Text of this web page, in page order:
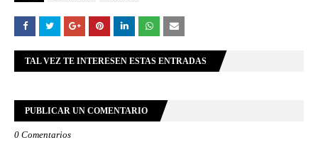
TAL VEZ TE INTERESEN ESTAS ENTRADAS
PUBLICAR UN COMENTARIO
0 Comentarios